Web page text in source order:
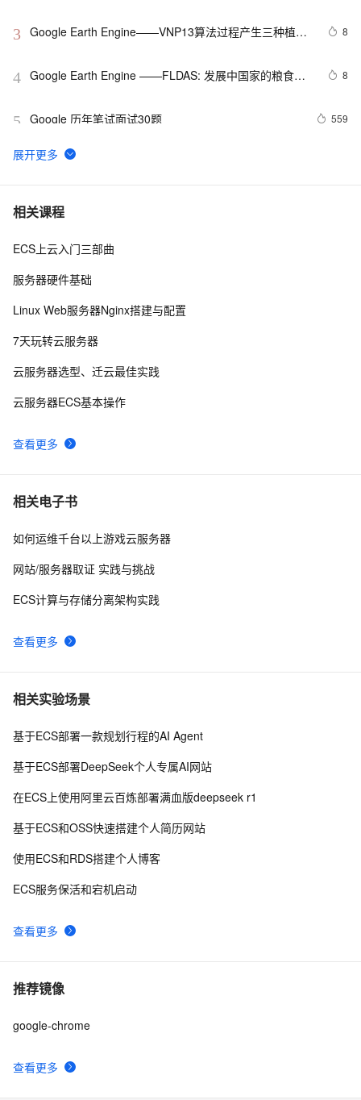
3 Google Earth Engine——VNP13算法过程产生三种植被
被指数（EVI），以及（3）增强植被指数-2（EVI2）。
8
4 Google Earth Engine ——FLDAS: 发展中国家的粮食安
8
5 Google 历年笔试面试30题 559
6 [CTO札记]Google数字图书馆对中国版权的威胁
7 Google Earth Engine——NCEP/NCAR再分析项目是美
家大气研究中心（NCAR）全球气温数据集
8 【Google Play】2021 年 8 月之后的 APK 与 App
Vegetation Indices 16-Day Global 250m归一化植被指数
（NDVI）和增强植被指数EVI
10Google 宣布将 Istio 商标转移给 Open Usage Commons
相关课程
查看更多
ECS上云入门三部曲
服务器硬件基础
Linux Web服务器Nginx搭建与配置
7天玩转云服务器
云服务器选型、迁云最佳实践
云服务器ECS基本操作
相关电子书
查看更多
如何运维千台以上游戏云服务器
网站/服务器取证 实践与挑战
ECS计算与存储分离架构实践
相关实验场景
查看更多
基于ECS部署一款规划行程的AI Agent
基于ECS部署DeepSeek个人专属AI网站
在ECS上使用阿里云百炼部署满血版deepseek r1
基于ECS和OSS快速搭建个人简历网站
使用ECS和RDS搭建个人博客
ECS服务保活和宕机启动
推荐镜像
查看更多
google-chrome